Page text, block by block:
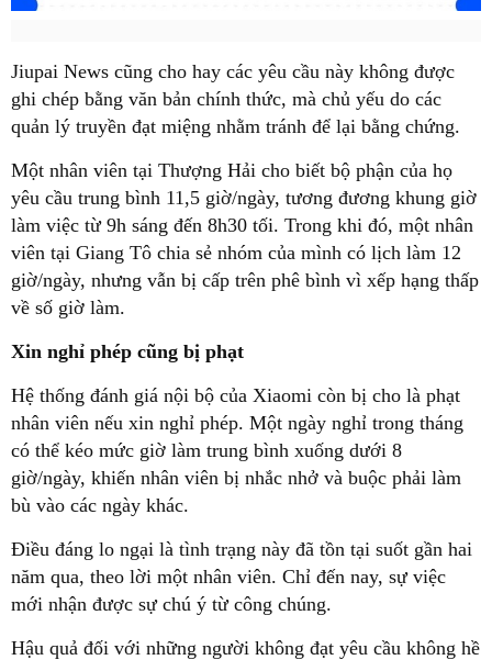
Jiupai News cũng cho hay các yêu cầu này không được
ghi chép bằng văn bản chính thức, mà chủ yếu do các
quản lý truyền đạt miệng nhằm tránh để lại bằng chứng.
Một nhân viên tại Thượng Hải cho biết bộ phận của họ
yêu cầu trung bình 11,5 giờ/ngày, tương đương khung giờ
làm việc từ 9h sáng đến 8h30 tối. Trong khi đó, một nhân
viên tại Giang Tô chia sẻ nhóm của mình có lịch làm 12
giờ/ngày, nhưng vẫn bị cấp trên phê bình vì xếp hạng thấp
về số giờ làm.
Xin nghỉ phép cũng bị phạt
Hệ thống đánh giá nội bộ của Xiaomi còn bị cho là phạt
nhân viên nếu xin nghỉ phép. Một ngày nghỉ trong tháng
có thể kéo mức giờ làm trung bình xuống dưới 8
giờ/ngày, khiến nhân viên bị nhắc nhở và buộc phải làm
bù vào các ngày khác.
Điều đáng lo ngại là tình trạng này đã tồn tại suốt gần hai
năm qua, theo lời một nhân viên. Chỉ đến nay, sự việc
mới nhận được sự chú ý từ công chúng.
Hậu quả đối với những người không đạt yêu cầu không hề